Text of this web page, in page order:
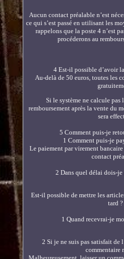
Aucun contact préalable n’est
ce qui s’est passé en utilisant les
rappelons que la poste 4 n’est
procéderons au
4 Est-il possible d’avoir
Au-delà de 50 euros, toutes les
Si le système ne calcule
remboursement après la vente du
sera
5 Comment puis-je
1 Comment puis-je
Le paiement par virement
contact
2 Dans quel délai dois-
Est-il possible de mettre les
tard ?
1 Quand recevrai-je
2 Si je ne suis pas satisfait de
commentaire